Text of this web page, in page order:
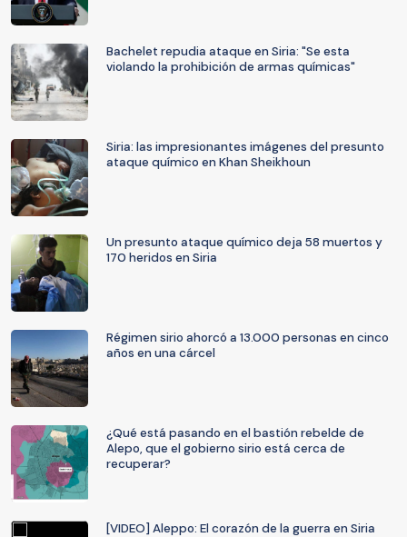
Bachelet repudia ataque en Siria: "Se esta
violando la prohibición de armas químicas"
Siria: las impresionantes imágenes del presunto
ataque químico en Khan Sheikhoun
Un presunto ataque químico deja 58 muertos y
170 heridos en Siria
Régimen sirio ahorcó a 13.000 personas en cinco
años en una cárcel
¿Qué está pasando en el bastión rebelde de
Alepo, que el gobierno sirio está cerca de
recuperar?
[VIDEO] Aleppo: El corazón de la guerra en Siria